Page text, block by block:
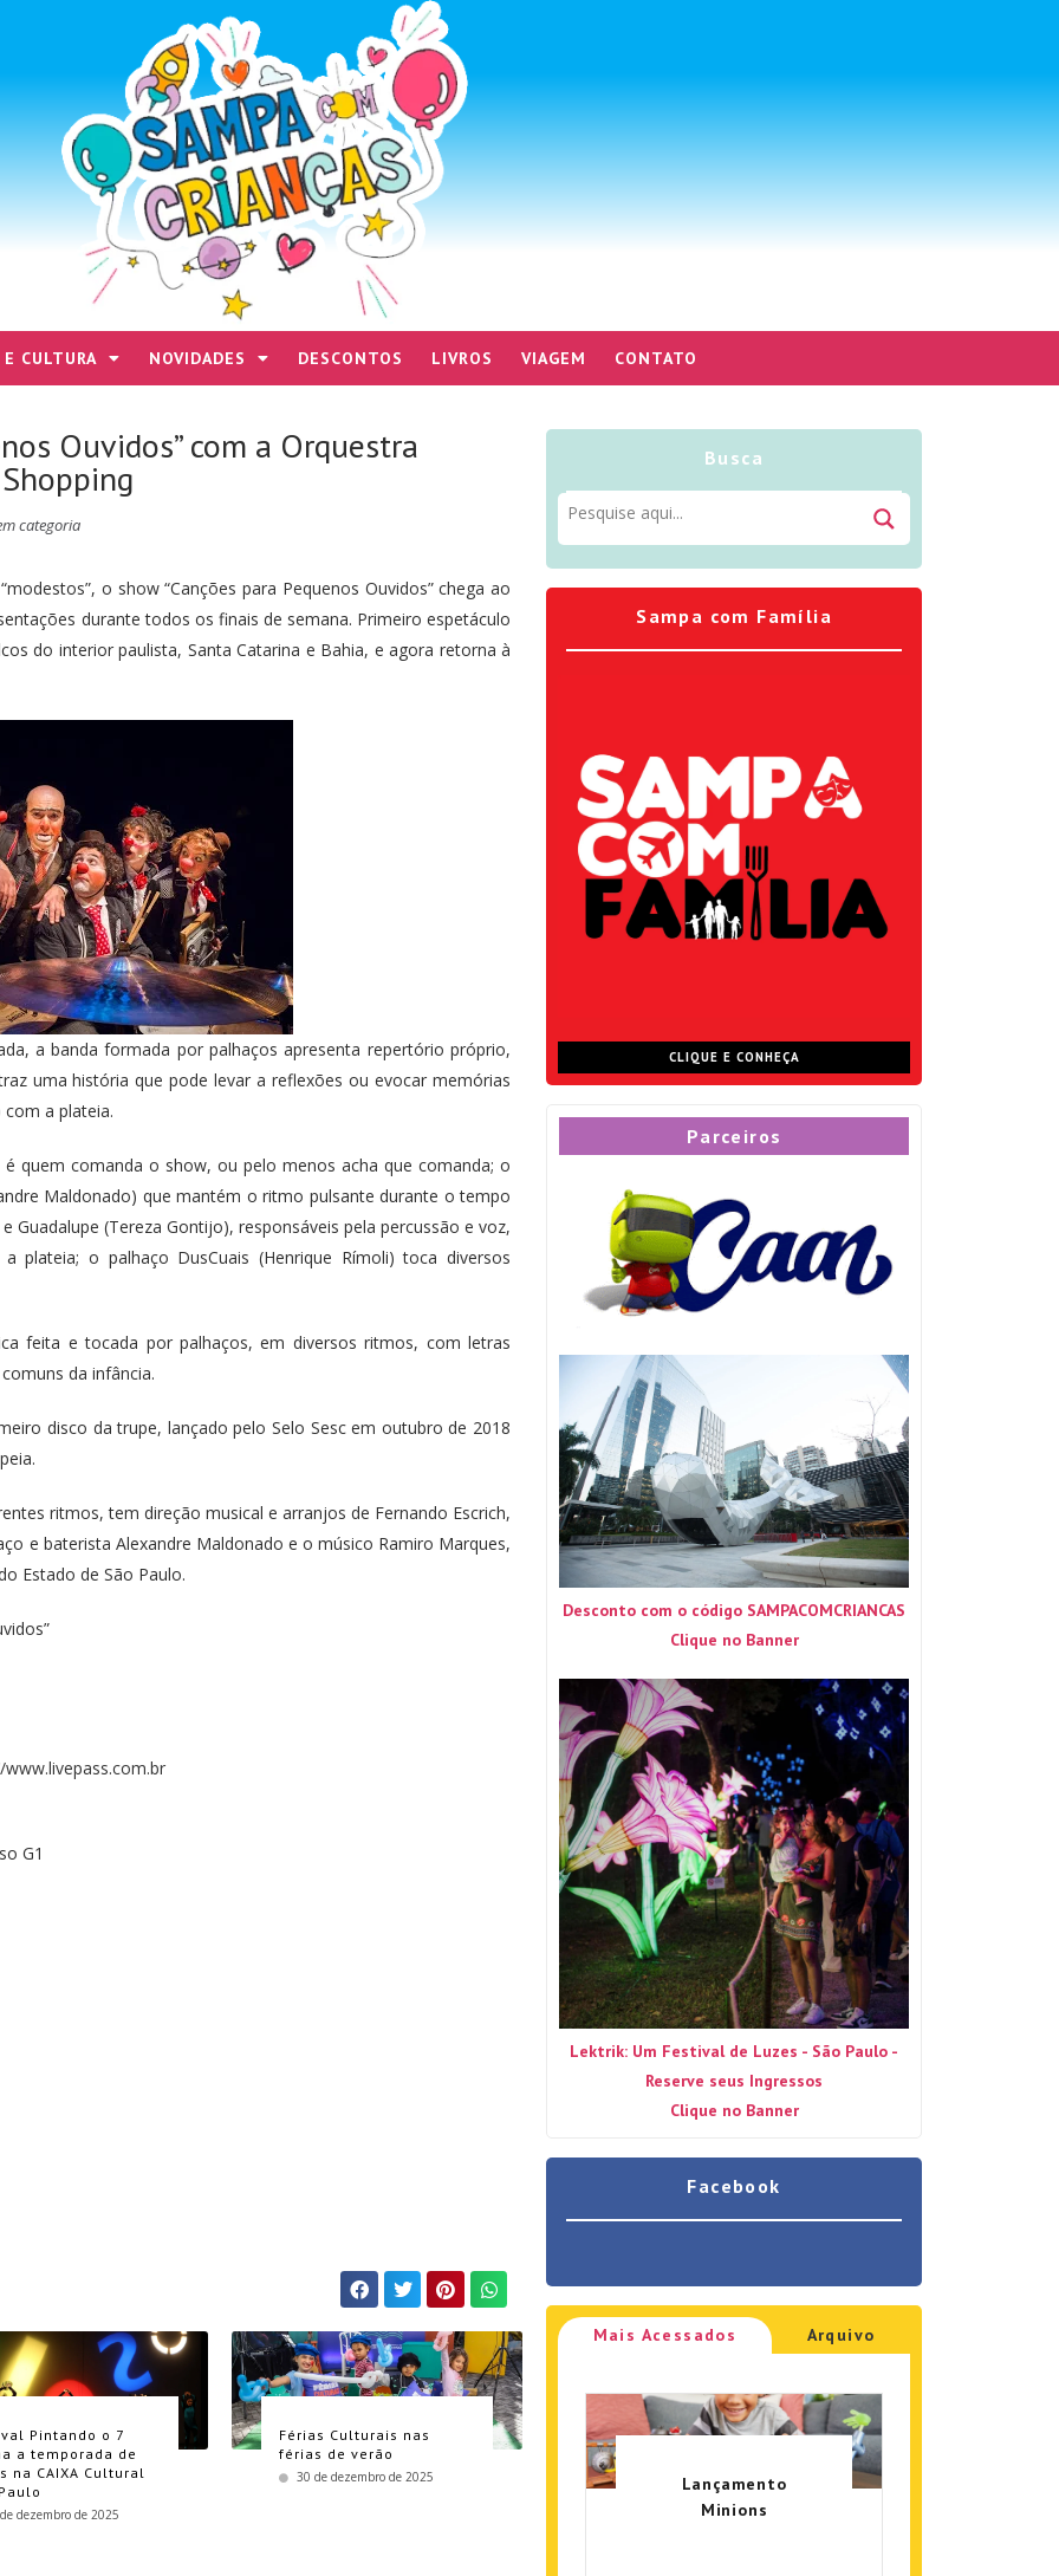
CULTURA NOVIDADES DESCONTOS LIVROS VIAGEM CONTATO
Ouvidos” com a Orquestra
categoria
o show “Canções para Pequenos Ouvidos” chega ao
durante todos os finais de semana. Primeiro espetáculo
do interior paulista, Santa Catarina e Bahia, e agora retorna à
a banda formada por palhaços apresenta repertório próprio,
uma história que pode levar a reflexões ou evocar memórias
a plateia.
quem comanda o show, ou pelo menos acha que comanda; o
Maldonado) que mantém o ritmo pulsante durante o tempo
Guadalupe (Tereza Gontijo), responsáveis pela percussão e voz,
o palhaço DusCuais (Henrique Rímoli) toca diversos
feita e tocada por palhaços, em diversos ritmos, com letras
da infância.
disco da trupe, lançado pelo Selo Sesc em outubro de 2018
ritmos, tem direção musical e arranjos de Fernando Escrich,
e baterista Alexandre Maldonado e o músico Ramiro Marques,
Estado de São Paulo.
G1
Pintando o 7
a temporada de
na CAIXA Cultural
dezembro de 2025
Férias Culturais nas
férias de verão
30 de dezembro de 2025
Busca
Sampa com Família
CLIQUE E CONHEÇA
Parceiros
Desconto com o código SAMPACOMCRIANCAS
Clique no Banner
Lektrik: Um Festival de Luzes - São Paulo -
Reserve seus Ingressos
Clique no Banner
Facebook
Mais Acessados Arquivo
Lançamento
Minions